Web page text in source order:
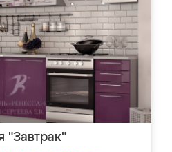
"Завтрак"